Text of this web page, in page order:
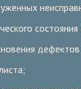
дефектов;